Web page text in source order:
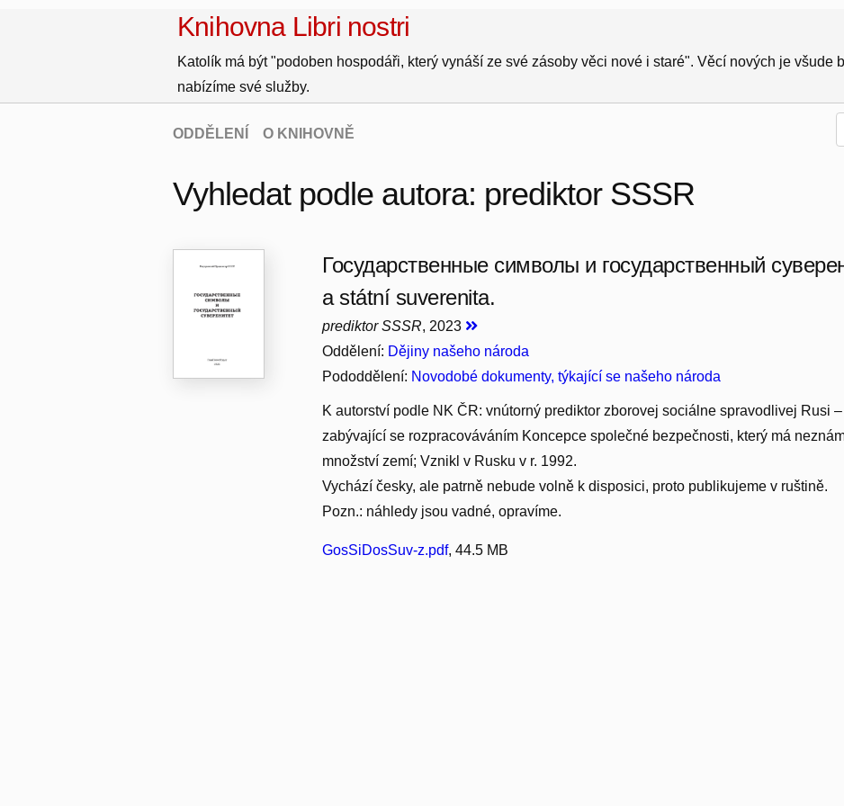
Knihovna Libri nostri
Katolík má být "podoben hospodáři, který vynáší ze své zásoby věci nové i staré". Věcí nových je všude
nabízíme své služby.
ODDĚLENÍ O KNIHOVNĚ
Vyhledat podle autora: prediktor SSSR
Государственные символы и государственный
a státní suverenita.
prediktor SSSR, 2023
Oddělení: Dějiny našeho národa
Pododdělení: Novodobé dokumenty, týkající se našeho národa
K autorství podle NK ČR: vnútorný prediktor zborovej sociálne spravodlivej Rusi
zabývající se rozpracováváním Koncepce společné bezpečnosti, který má
množství zemí; Vznikl v Rusku v r. 1992.
Vychází česky, ale patrně nebude volně k disposici, proto publikujeme v ruštině.
Pozn.: náhledy jsou vadné, opravíme.
GosSiDosSuv-z.pdf, 44.5 MB